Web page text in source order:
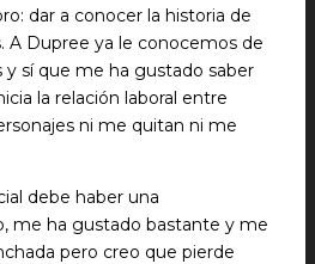
dar a conocer la historia de
A Dupree ya le conocemos de
y sí que me ha gustado saber
la relación laboral entre
ni me quitan ni me
debe haber una
me ha gustado bastante y me
pero creo que pierde